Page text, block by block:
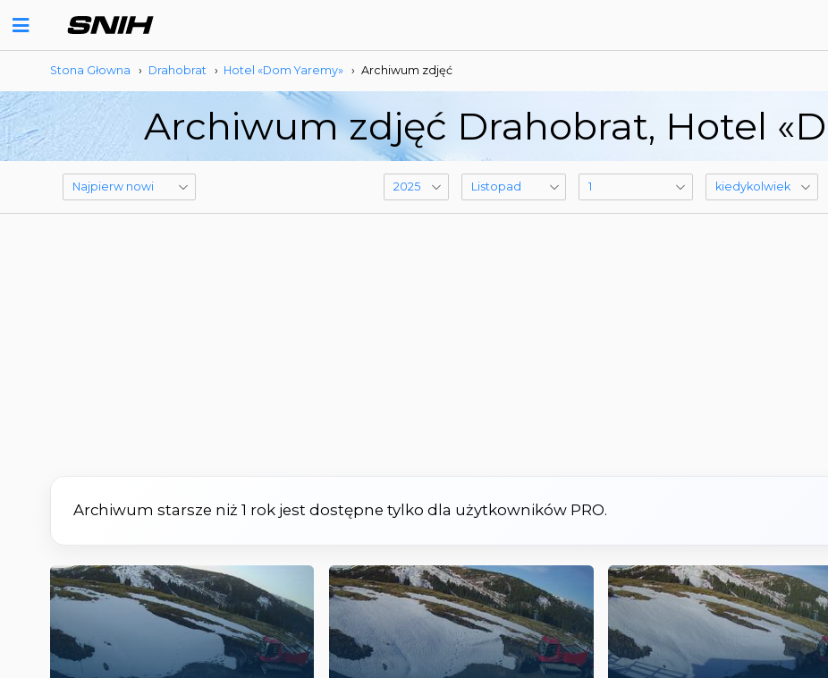
Stona Głowna › Drahobrat › Hotel «Dom Yaremy» › Archiwum zdjęć
Archiwum zdjęć Drahobrat, Hotel
Archiwum starsze niż 1 rok jest dostępne tylko dla użytkowników PRO.